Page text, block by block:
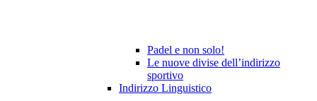
Padel e non solo!
Le nuove divise dell’indirizzo
sportivo
Indirizzo Linguistico